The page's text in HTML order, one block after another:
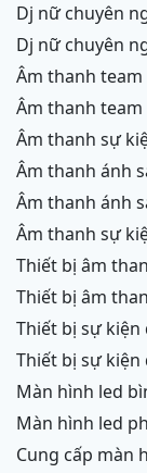
dj nữ chuyên
dj nữ chuyên
âm thanh team building gala sự kiện du lịch bình
thuận,ninh
âm thanh team building gala sự kiện du lịch phan
thiết,phang
âm thanh sự
âm thanh ánh sáng gala team building sự kiện du lịch
bình
âm thanh ánh sáng gala team building sự kiện du lịch
phan
âm thanh sự kiện du lịch phan thiết,phang rang,ninh
chữ,vĩnh
thiết bị âm thanh ánh sáng sự kiện du lịch bình
thuận,ninh
thiết bị âm thanh ánh sáng sự kiện du lịch phan
thiết,phang
thiết bị sự
thiết bị sự kiện du lịch phan thiết,phan thiết,phang
rang,ninh
màn hình led
màn hình led
cung cấp